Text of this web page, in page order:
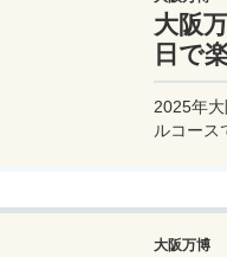
大阪
日で
2025年
ルコース
大阪万博